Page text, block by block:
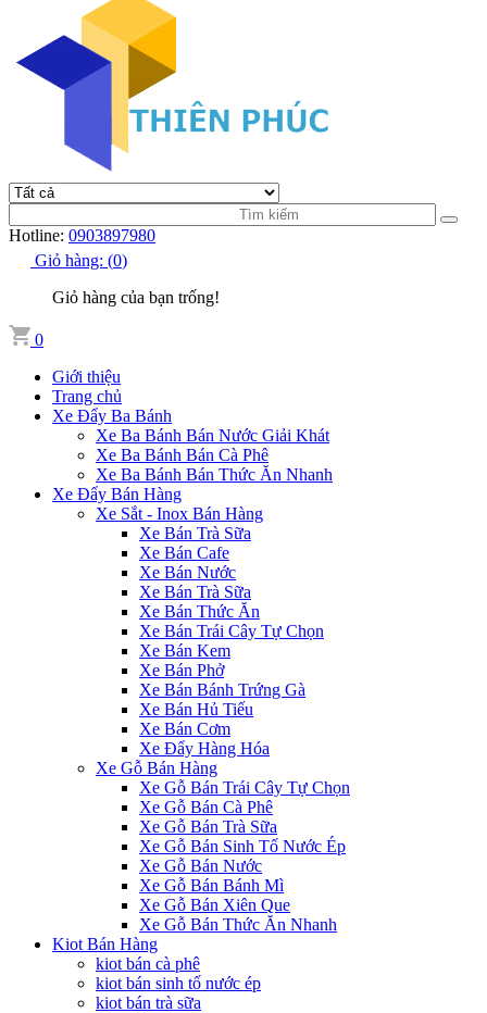
Hotline: 0903897980
Giỏ hàng: (0)
Giỏ hàng của bạn trống!
0
Giới thiệu
Trang chủ
Xe Đẩy Ba Bánh
Xe Ba Bánh Bán Nước Giải Khát
Xe Ba Bánh Bán Cà Phê
Xe Ba Bánh Bán Thức Ăn Nhanh
Xe Đẩy Bán Hàng
Xe Sắt - Inox Bán Hàng
Xe Bán Trà Sữa
Xe Bán Cafe
Xe Bán Nước
Xe Bán Trà Sữa
Xe Bán Thức Ăn
Xe Bán Trái Cây Tự Chọn
Xe Bán Kem
Xe Bán Phở
Xe Bán Bánh Trứng Gà
Xe Bán Hủ Tiếu
Xe Bán Cơm
Xe Đẩy Hàng Hóa
Xe Gỗ Bán Hàng
Xe Gỗ Bán Trái Cây Tự Chọn
Xe Gỗ Bán Cà Phê
Xe Gỗ Bán Trà Sữa
Xe Gỗ Bán Sinh Tố Nước Ép
Xe Gỗ Bán Nước
Xe Gỗ Bán Bánh Mì
Xe Gỗ Bán Xiên Que
Xe Gỗ Bán Thức Ăn Nhanh
Kiot Bán Hàng
kiot bán cà phê
kiot bán sinh tố nước ép
kiot bán trà sữa